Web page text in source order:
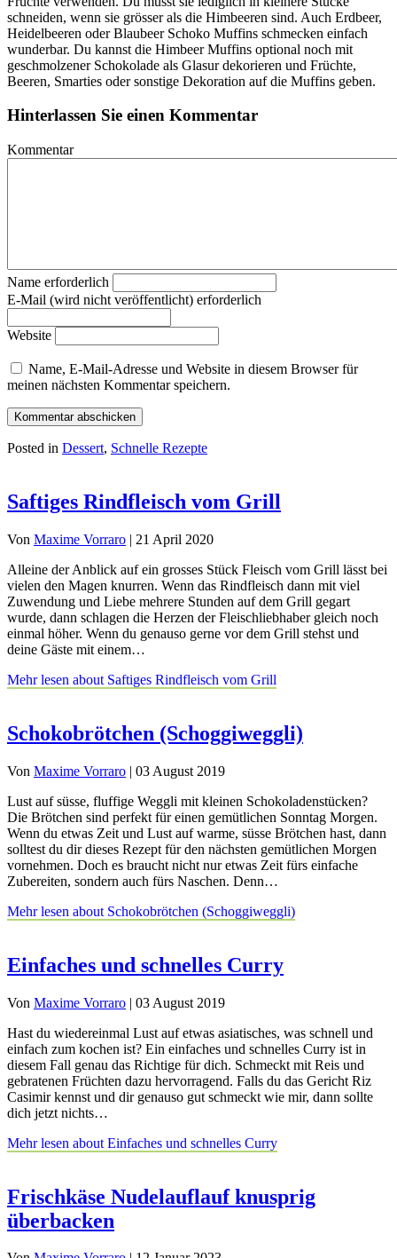
schneiden, wenn sie grösser als die Himbeeren sind. Auch Erdbeer,
Heidelbeeren oder Blaubeer Schoko Muffins schmecken einfach
wunderbar. Du kannst die Himbeer Muffins optional noch mit
geschmolzener Schokolade als Glasur dekorieren und Früchte,
Beeren, Smarties oder sonstige Dekoration auf die Muffins geben.
Hinterlassen Sie einen Kommentar
Kommentar
Name erforderlich
E-Mail (wird nicht veröffentlicht) erforderlich
Website
Name, E-Mail-Adresse und Website in diesem Browser für
meinen nächsten Kommentar speichern.
Posted in Dessert, Schnelle Rezepte
Saftiges Rindfleisch vom Grill
Von Maxime Vorraro | 21 April 2020
Alleine der Anblick auf ein grosses Stück Fleisch vom Grill lässt bei
vielen den Magen knurren. Wenn das Rindfleisch dann mit viel
Zuwendung und Liebe mehrere Stunden auf dem Grill gegart
wurde, dann schlagen die Herzen der Fleischliebhaber gleich noch
einmal höher. Wenn du genauso gerne vor dem Grill stehst und
deine Gäste mit einem…
Mehr lesen about Saftiges Rindfleisch vom Grill
Schokobrötchen (Schoggiweggli)
Von Maxime Vorraro | 03 August 2019
Lust auf süsse, fluffige Weggli mit kleinen Schokoladenstücken?
Die Brötchen sind perfekt für einen gemütlichen Sonntag Morgen.
Wenn du etwas Zeit und Lust auf warme, süsse Brötchen hast, dann
solltest du dir dieses Rezept für den nächsten gemütlichen Morgen
vornehmen. Doch es braucht nicht nur etwas Zeit fürs einfache
Zubereiten, sondern auch fürs Naschen. Denn…
Mehr lesen about Schokobrötchen (Schoggiweggli)
Einfaches und schnelles Curry
Von Maxime Vorraro | 03 August 2019
Hast du wiedereinmal Lust auf etwas asiatisches, was schnell und
einfach zum kochen ist? Ein einfaches und schnelles Curry ist in
diesem Fall genau das Richtige für dich. Schmeckt mit Reis und
gebratenen Früchten dazu hervorragend. Falls du das Gericht Riz
Casimir kennst und dir genauso gut schmeckt wie mir, dann sollte
dich jetzt nichts…
Mehr lesen about Einfaches und schnelles Curry
Frischkäse Nudelauflauf knusprig
überbacken